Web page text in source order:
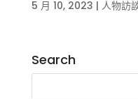
5 月 10, 2023 | 人物訪
Search